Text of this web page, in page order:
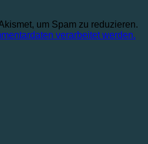
um Spam zu reduzieren.
verarbeitet werden.